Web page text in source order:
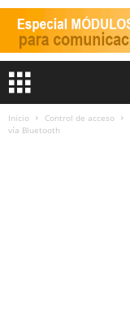
Inicio Control de acceso
vía Bluetooth